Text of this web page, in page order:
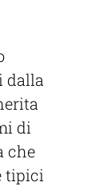
dalla
di
che
tipici